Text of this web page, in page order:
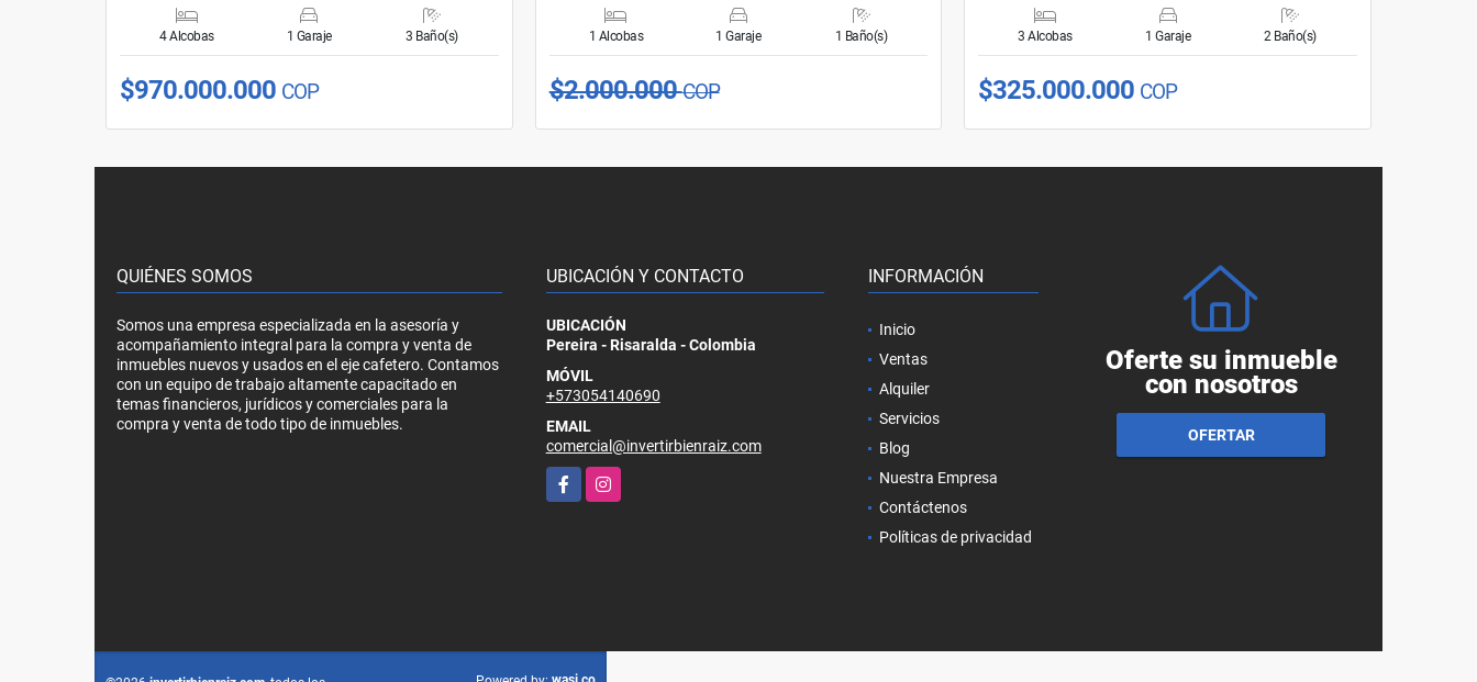
4 Alcobas 1 Garaje 3 Baño(s)
$970.000.000 COP
1 Alcobas 1 Garaje 1 Baño(s)
$2.000.000COP
3 Alcobas 1 Garaje 2 Baño(s)
$325.000.000 COP
QUIÉNES SOMOS
Somos una empresa especializada en la asesoría y
acompañamiento integral para la compra y venta de
inmuebles nuevos y usados en el eje cafetero. Contamos
con un equipo de trabajo altamente capacitado en
temas financieros, jurídicos y comerciales para la
compra y venta de todo tipo de inmuebles.
UBICACIÓN Y CONTACTO
UBICACIÓN
Pereira - Risaralda - Colombia
MÓVIL
+573054140690
EMAIL
comercial@invertirbienraiz.com
FacebookInstagram
INFORMACIÓN
Inicio
Ventas
Alquiler
Servicios
Blog
Nuestra Empresa
Contáctenos
Políticas de privacidad
Oferte su inmueble
con nosotros
OFERTAR